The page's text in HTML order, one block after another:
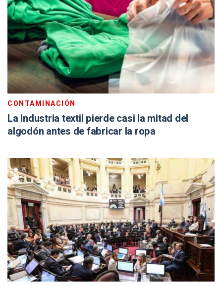
CONTAMINACIÓN
La industria textil pierde casi la mitad del
algodón antes de fabricar la ropa